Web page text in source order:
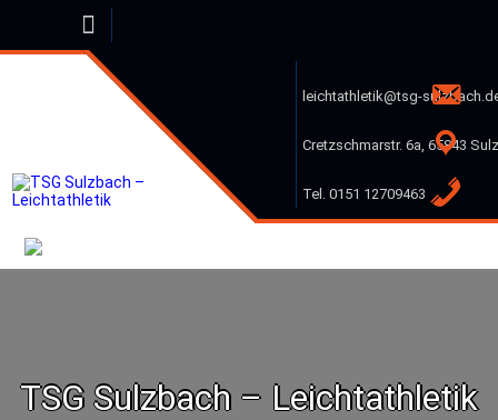
leichtathletik@tsg-
Cretzschmarstr. 6a, 65843
Tel. 0151 12709463
TSG Sulzbach – Leichtathletik